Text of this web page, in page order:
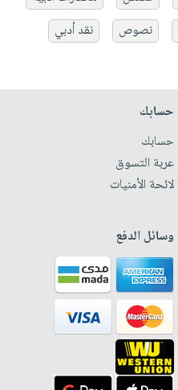
نصوص نقد أدبي
حسابك
حسابك
عربة التسوق
لائحة الأمنيات
وسائل الدفع